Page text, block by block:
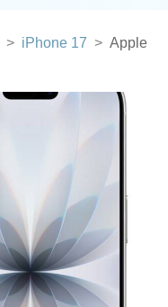
> iPhone 17 > Apple